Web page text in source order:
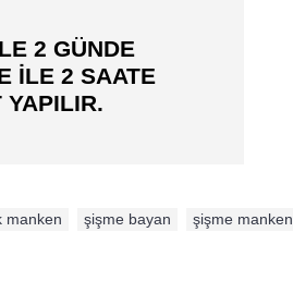
2 GÜNDE
İLE 2 SAATE
YAPILIR.
manken şişme bayan şişme manken